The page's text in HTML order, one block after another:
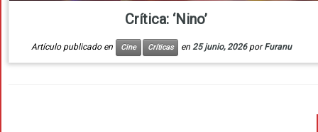
Crítica: ‘Nino’
Artículo publicado en Cine Críticas en 25 junio, 2026 porFuranu